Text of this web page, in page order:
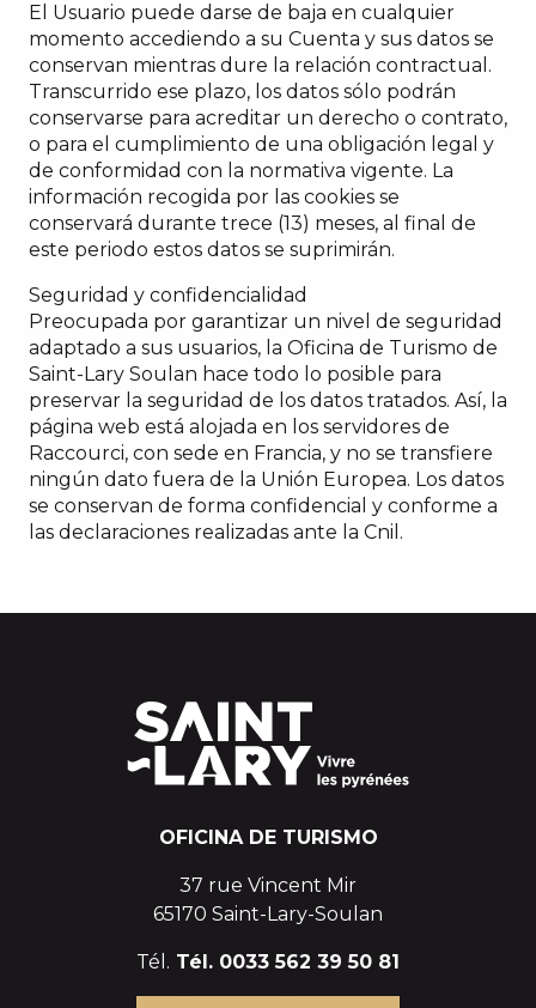
El Usuario puede darse de baja en cualquier
momento accediendo a su Cuenta y sus datos se
conservan mientras dure la relación contractual.
Transcurrido ese plazo, los datos sólo podrán
conservarse para acreditar un derecho o contrato,
o para el cumplimiento de una obligación legal y
de conformidad con la normativa vigente. La
información recogida por las cookies se
conservará durante trece (13) meses, al final de
este periodo estos datos se suprimirán.
Seguridad y confidencialidad
Preocupada por garantizar un nivel de seguridad
adaptado a sus usuarios, la Oficina de Turismo de
Saint-Lary Soulan hace todo lo posible para
preservar la seguridad de los datos tratados. Así, la
página web está alojada en los servidores de
Raccourci, con sede en Francia, y no se transfiere
ningún dato fuera de la Unión Europea. Los datos
se conservan de forma confidencial y conforme a
las declaraciones realizadas ante la Cnil.
OFICINA DE TURISMO
37 rue Vincent Mir
65170 Saint-Lary-Soulan
Tél. Tél. 0033 562 39 50 81